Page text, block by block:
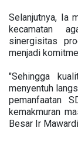
Selanjutnya, Ia
kecamatan
sinergisitas
menjadi
"Sehingga
menyentuh
pemanfaatan
kemakmuran
Besar Ir